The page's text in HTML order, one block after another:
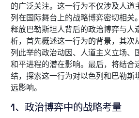
的广泛关注。这一行为不仅涉及人道
列在国际舞台上的战略博弈密切相关
释放巴勒斯坦人背后的政治博弈与人
析，首先概述这一行为的背景，其次
列此举的政治动因、人道主义立场、
和平进程的潜在影响。最后，将结合
结，探索这一行为对以色列和巴勒斯
远影响。
1、政治博弈中的战略考量